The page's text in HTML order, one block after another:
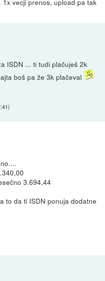
vecji prenos, upload pa tak
ISDN ... ti tudi plačuješ 2k
boš pa že 3k plačeval
)
3.694,44
to da ti ISDN ponuja dodatne